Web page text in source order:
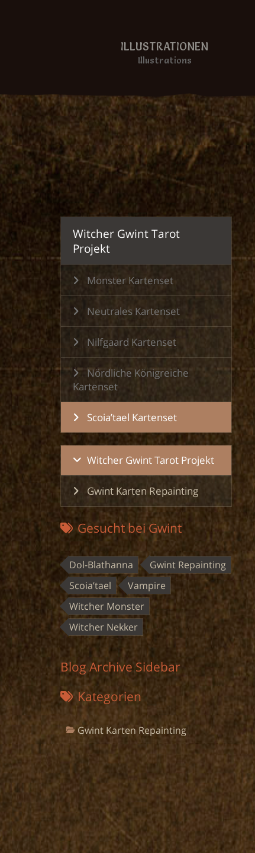
ILLUSTRATIONEN
Illustrations
Witcher Gwint Tarot
Projekt
Monster Kartenset
Neutrales Kartenset
Nilfgaard Kartenset
Nördliche Königreiche
Kartenset
Scoia’tael Kartenset
Witcher Gwint Tarot Projekt
Gwint Karten Repainting
Gesucht bei Gwint
Dol-Blathanna
Gwint Repainting
Scoia’tael
Vampire
Witcher Monster
Witcher Nekker
Blog Archive Sidebar
Kategorien
Gwint Karten Repainting